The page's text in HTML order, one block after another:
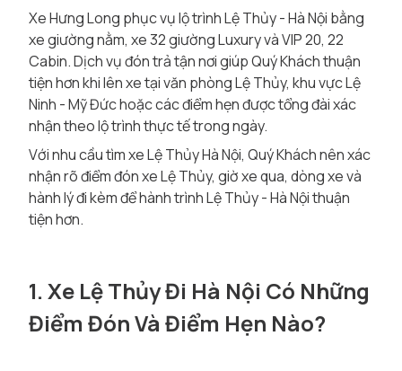
Xe Hưng Long phục vụ lộ trình Lệ Thủy - Hà Nội bằng
xe giường nằm, xe 32 giường Luxury và VIP 20, 22
Cabin. Dịch vụ đón trả tận nơi giúp Quý Khách thuận
tiện hơn khi lên xe tại văn phòng Lệ Thủy, khu vực Lệ
Ninh - Mỹ Đức hoặc các điểm hẹn được tổng đài xác
nhận theo lộ trình thực tế trong ngày.
Với nhu cầu tìm xe Lệ Thủy Hà Nội, Quý Khách nên xác
nhận rõ điểm đón xe Lệ Thủy, giờ xe qua, dòng xe và
hành lý đi kèm để hành trình Lệ Thủy - Hà Nội thuận
tiện hơn.
1. Xe Lệ Thủy Đi Hà Nội Có Những
Điểm Đón Và Điểm Hẹn Nào?